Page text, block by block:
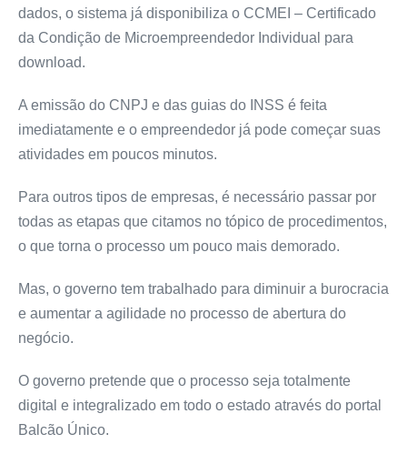
dados, o sistema já disponibiliza o CCMEI – Certificado
da Condição de Microempreendedor Individual para
download.
A emissão do CNPJ e das guias do INSS é feita
imediatamente e o empreendedor já pode começar suas
atividades em poucos minutos.
Para outros tipos de empresas, é necessário passar por
todas as etapas que citamos no tópico de procedimentos,
o que torna o processo um pouco mais demorado.
Mas, o governo tem trabalhado para diminuir a burocracia
e aumentar a agilidade no processo de abertura do
negócio.
O governo pretende que o processo seja totalmente
digital e integralizado em todo o estado através do portal
Balcão Único.